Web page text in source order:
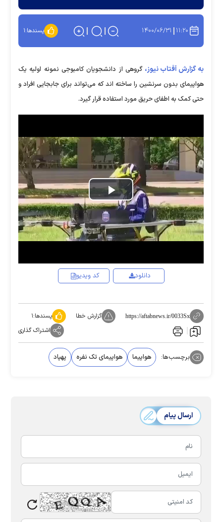
۱۱:۲۰ ۱۴۰۰/۰۶/۳۱ پسندها:۱
به گزارش آفتاب نیوز، گروهی از دانشجویان کامبوجی نمونه اولیه یک
هواپیمای بدون سرنشین را ساخته اند که می‌تواند برای جابجایی افراد و
حتی کمک به اطفای حریق مورد استفاده قرار گیرد.
Play
Video
کد ویدیو دانلود
https://aftabnews.ir/0033Sx گزارش خطا پسندها:۱
اشتراک گذاری
برچسب‌ها: هواپیما هواپیمای تک نفره پهپاد
ارسال پیام